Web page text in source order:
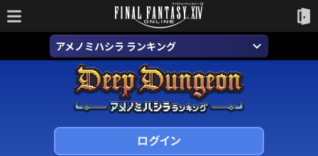
アメノミハシラ ランキング